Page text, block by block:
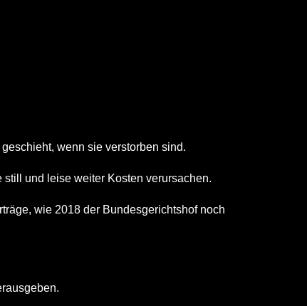
wenn sie verstorben sind.
und leise weiter Kosten verursachen.
wie 2018 der Bundesgerichtshof noch